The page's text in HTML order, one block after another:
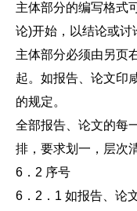
主体部分的编写格式
论)开始，以结论或讨
主体部分必须由另页
起。如报告、论文印
的规定。
全部报告、论文的每
排，要求划一，层次
6．2 序号
6．2．1 如报告、论